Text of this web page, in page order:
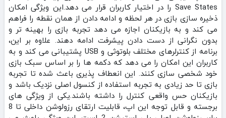
Save States را در اختیار کاربران قرار می‌ دهد.این ویژگی امکان
ذخیره‌ سازی بازی در هر لحظه و ادامه دادن از همان نقطه را فراهم
می‌ کند و به بازیکنان اجازه می‌ دهد تجربه بازی را بهینه‌ تر و
بدون نگرانی از دست دادن پیشرفت ادامه دهند. علاوه بر این،
برنامه از کنترلرهای مختلف بلوتوثی و USB پشتیبانی می‌ کند و به
کاربران این امکان را می‌ دهد که دکمه‌ ها را بر اساس سبک بازی
خود شخصی‌ سازی کنند. این انعطاف‌ پذیری باعث شده تا تجربه
بازی تا حد زیادی به تجربه استفاده از کنسول اصلی نزدیک باشد و
بازیکنان حس واقعی کنترل را داشته باشند.یکی از ویژگی‌ های
برجسته و قابل توجه این اپ، قابلیت ارتقای رزولوشن داخلی تا 8